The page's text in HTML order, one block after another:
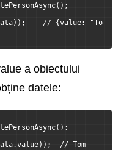
// {value: "To
a obiectului
datele:
// Tom